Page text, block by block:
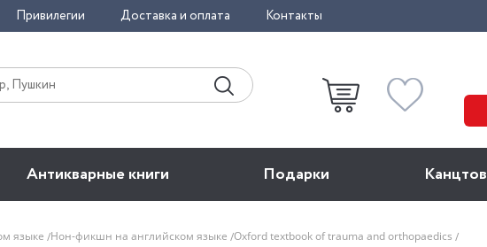
Привилегии Доставка и оплата Контакты
Антикварные книги Подарки
языке Нон-фикшн на английском языке Oxford textbook of trauma and orthopaedics